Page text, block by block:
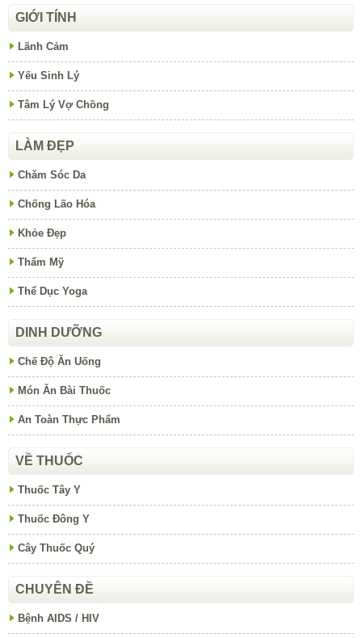
GIỚI TÍNH
Lãnh Cảm
Yếu Sinh Lý
Tâm Lý Vợ Chồng
LÀM ĐẸP
Chăm Sóc Da
Chống Lão Hóa
Khỏe Đẹp
Thẩm Mỹ
Thể Dục Yoga
DINH DƯỠNG
Chế Độ Ăn Uống
Món Ăn Bài Thuốc
An Toàn Thực Phẩm
VỀ THUỐC
Thuốc Tây Y
Thuốc Đông Y
Cây Thuốc Quý
CHUYÊN ĐỀ
Bệnh AIDS / HIV